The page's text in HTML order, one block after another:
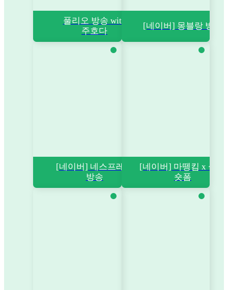
풀리오 방송 with
주호다
[네이버] 몽블랑 방송
[네이버] 네스프레소
방송
[네이버] 마뗑킴 x 설쁘
숏폼